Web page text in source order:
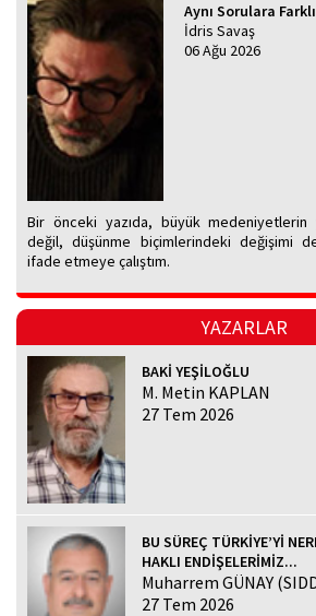
Aynı Sorulara
İdris Savaş
06 Ağu 2026
Bir önceki yazıda, büyük medeniyetlerin
değil, düşünme biçimlerindeki değişimi
ifade etmeye çalıştım.
YAZARLAR
BAKİ YEŞİLOĞLU
M. Metin KAPLAN
27 Tem 2026
BU SÜREÇ TÜRKİYE’Yİ
HAKLI ENDİŞELERİMİZ...
Muharrem GÜNAY
27 Tem 2026